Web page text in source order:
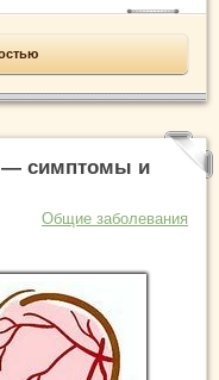
— симптомы и
Общие заболевания